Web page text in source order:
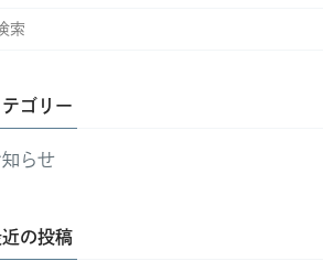
ゴリー
らせ
の投稿